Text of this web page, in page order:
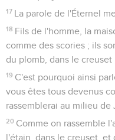
17 La parole de l'Éternel
18 Fils de l'homme, la
comme des scories ; ils
du plomb, dans le creuset
19 C'est pourquoi ainsi
vous êtes tous devenus
rassemblerai au milieu de
20 Comme on rassemble
l'étain, dans le creuset,